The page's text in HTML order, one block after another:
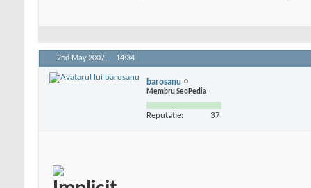
2nd May 2007, 14:34
barosanu
Membru SeoPedia
Reputatie: 37